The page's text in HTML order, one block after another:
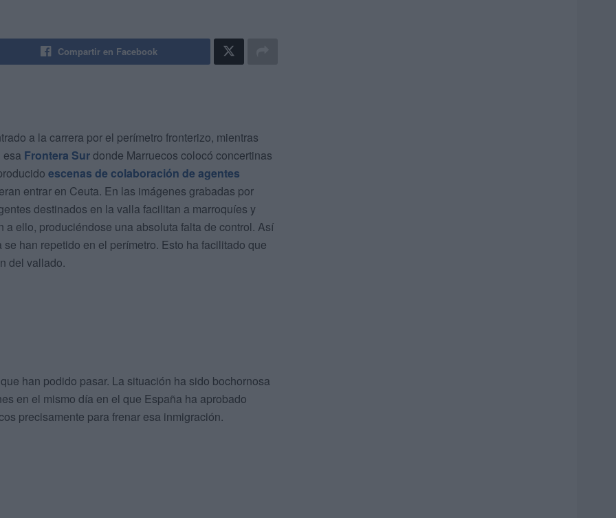
Compartir en Facebook
a la carrera por el perímetro fronterizo, mientras
esa Frontera Surdonde Marruecos colocó concertinas
escenas de colaboración de agentes
entrar en Ceuta. En las imágenes grabadas por
destinados en la valla facilitan a marroquíes y
ello, produciéndose una absoluta falta de control. Así
han repetido en el perímetro. Esto ha facilitado que
del vallado.
han podido pasar. La situación ha sido bochornosa
en el mismo día en el que España ha aprobado
precisamente para frenar esa inmigración.